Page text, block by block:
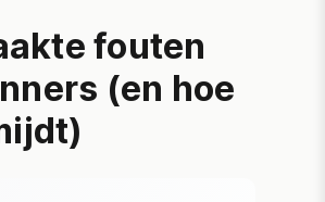
fouten
(en hoe